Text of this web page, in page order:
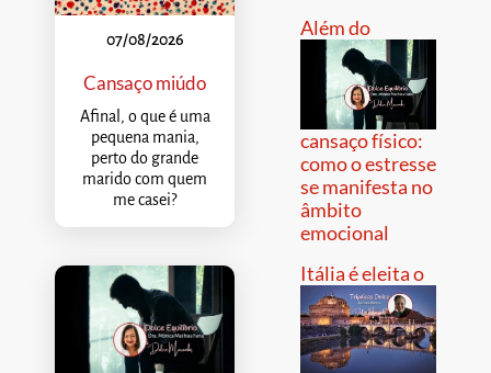
07/08/2026
Cansaço miúdo
Afinal, o que é uma
pequena mania,
perto do grande
marido com quem
me casei?
Além do
cansaço físico:
como o estresse
se manifesta no
âmbito
emocional
Itália é eleita o